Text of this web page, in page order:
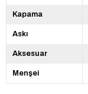
Kapama
Askı
Aksesuar
Menşei